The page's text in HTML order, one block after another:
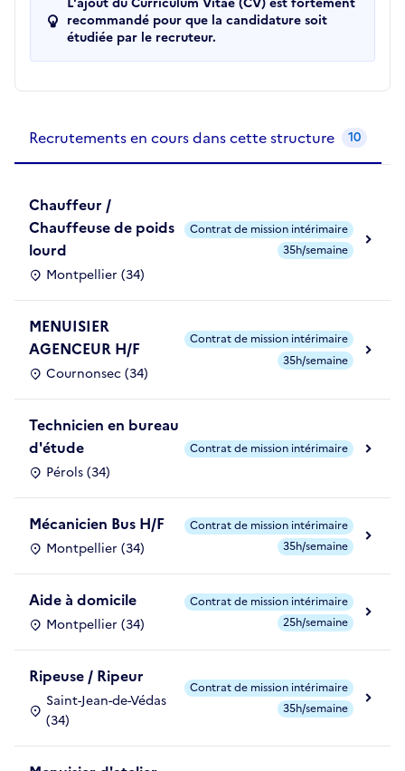
recommandé pour que la candidature soit
étudiée par le recruteur.
Recrutements en cours dans cette structure 10
Chauffeur /
Chauffeuse de poids
lourd
Montpellier (34)
Contrat de mission intérimaire
35h/semaine
MENUISIER
AGENCEUR H/F
Cournonsec (34)
Contrat de mission intérimaire
35h/semaine
Technicien en bureau
d'étude
Pérols (34)
Contrat de mission intérimaire
Mécanicien Bus H/F
Montpellier (34)
Contrat de mission intérimaire
35h/semaine
Aide à domicile
Montpellier (34)
Contrat de mission intérimaire
25h/semaine
Ripeuse / Ripeur
Saint-Jean-de-Védas
(34)
Contrat de mission intérimaire
35h/semaine